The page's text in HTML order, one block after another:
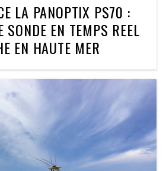
LA PANOPTIX PS70 :
SONDE EN TEMPS REEL
EN HAUTE MER